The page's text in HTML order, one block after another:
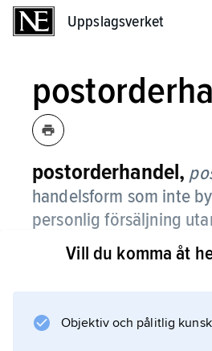
Uppslagsverket
postorderhandel,
handelsform som inte
personlig försäljning
varubeskrivningar
via främst kataloger
mot t.ex. efterkrav.
Vill du komma åt
Objektiv och pålitlig